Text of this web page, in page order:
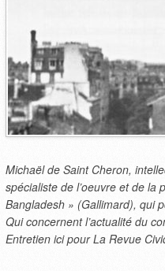
Michaël de Saint Cheron,
spécialiste de l’oeuvre et de la
Bangladesh » (Gallimard), qui
Qui concernent l’actualité du
Entretien ici pour La Revue